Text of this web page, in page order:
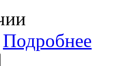
Подробнее